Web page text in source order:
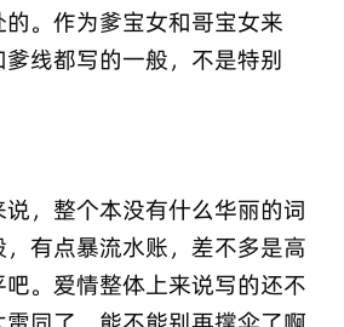
。作为爹宝女和哥宝女来
线都写的一般，不是特别
，整个本没有什么华丽的词
有点暴流水账，差不多是高
。爱情整体上来说写的还不